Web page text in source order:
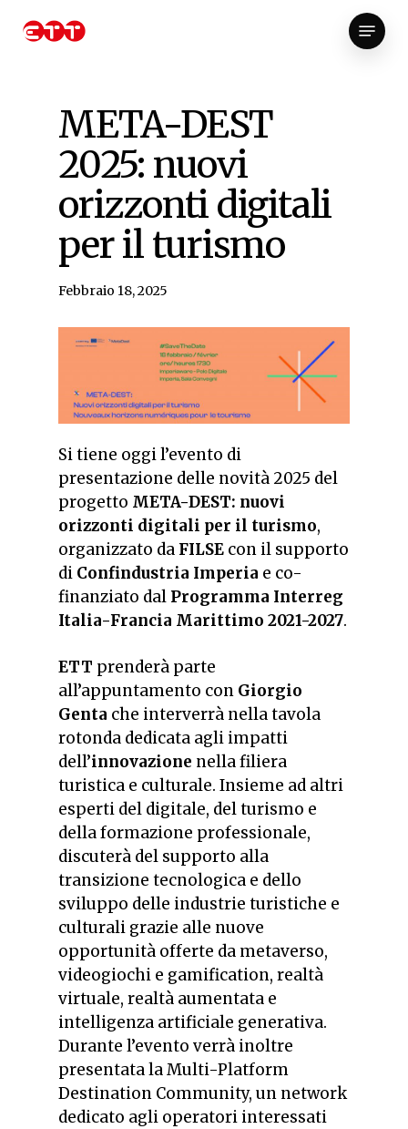
Menu
META-DEST
2025: nuovi
orizzonti digitali
per il turismo
Febbraio 18, 2025
Si tiene oggi l’evento di
presentazione delle novità 2025 del
progetto META-DEST: nuovi
orizzonti digitali per il turismo,
organizzato da FILSE con il supporto
di Confindustria Imperia e co-
finanziato dal Programma Interreg
Italia-Francia Marittimo 2021-2027.
ETT prenderà parte
all’appuntamento con Giorgio
Genta che interverrà nella tavola
rotonda dedicata agli impatti
dell’innovazione nella filiera
turistica e culturale. Insieme ad altri
esperti del digitale, del turismo e
della formazione professionale,
discuterà del supporto alla
transizione tecnologica e dello
sviluppo delle industrie turistiche e
culturali grazie alle nuove
opportunità offerte da metaverso,
videogiochi e gamification, realtà
virtuale, realtà aumentata e
intelligenza artificiale generativa.
Durante l’evento verrà inoltre
presentata la Multi-Platform
Destination Community, un network
dedicato agli operatori interessati